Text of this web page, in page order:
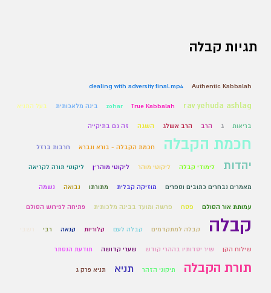
תגיות קבלה
Authentic Kabbalah
dealing with adversity final.mp4
rav yehuda ashlag
True Kabbalah
zohar בינה מלאכותית בעל התניא
בריאות ג הרב הרב אשלג השגה זה גם בתיקייה
חכמת הקבלה חכמת הקבלה - בורא ונברא חרבות ברזל
יהדות לימודי קבלה ליקוטי מוהר ליקוטי מוהר״ן ליקוטי תורה לקריאה
מאמרים נבחרים כתובים וספרים מוזיקה קבלית מתורתו נבואה נשמה
עמותת אור הסולם פסח פרשה ומועד בבינה מלכותית פתיחה לפירוש הסולם
קבלה קבלה למתקדמים קבלה לעם קלוריות קנאה רבי
שילוח הקן שיר יסדותיו בההרי קודש שערי קדושה תודעת הנסתר
תורת הקבלה תיקוני הזהר תניא תניא פרק ג